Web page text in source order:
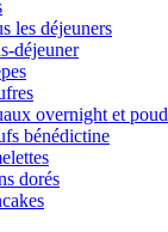
les déjeuners
déjeuner
overnight et
bénédictine
dorés